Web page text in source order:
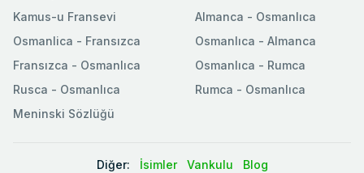
Kamus-u Fransevi
Osmanlica - Fransızca
Fransızca - Osmanlıca
Rusca - Osmanlıca
Meninski Sözlüğü
Almanca - Osmanlıca
Osmanlıca - Almanca
Osmanlıca - Rumca
Rumca - Osmanlıca
Diğer: İsimler Vankulu Blog